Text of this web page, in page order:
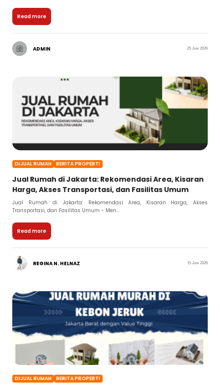
Read more
ADMIN 25 Juni 2026
DIJUAL RUMAH BERITA PROPERTI
Jual Rumah di Jakarta: Rekomendasi Area, Kisaran
Harga, Akses Transportasi, dan Fasilitas Umum
Jual Rumah di Jakarta: Rekomendasi Area, Kisaran Harga, Akses
Transportasi, dan Fasilitas Umum - Men...
Read more
REGINA N. HELNAZ 15 Juni 2026
DIJUAL RUMAH BERITA PROPERTI